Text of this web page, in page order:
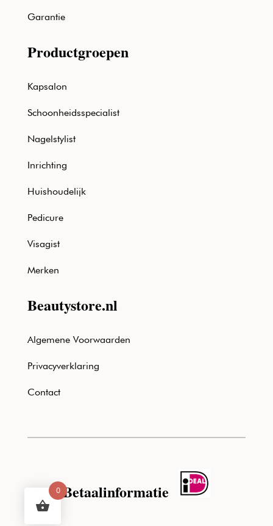
Garantie
Productgroepen
Kapsalon
Schoonheidsspecialist
Nagelstylist
Inrichting
Huishoudelijk
Pedicure
Visagist
Merken
Beautystore.nl
Algemene Voorwaarden
Privacyverklaring
Contact
Betaalinformatie
0